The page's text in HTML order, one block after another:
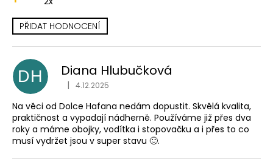
PŘIDAT HODNOCENÍ
V
ý
p
i
s
h
o
DH Diana Hlubučková
Hodnocení
| 4.12.2025
Na věci od Dolce Hafana nedám dopustit. Skvělá kvalita,
praktičnost a vypadají nádherně. Používáme již přes dva
roky a máme obojky, vodítka i stopovačku a i přes to co
musí vydržet jsou v super stavu 🙂.
a
j
í
t
?
HLEDAT